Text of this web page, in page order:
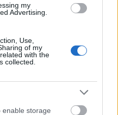
my
Advertising.
Use,
of my
with the
collected.
enable storage